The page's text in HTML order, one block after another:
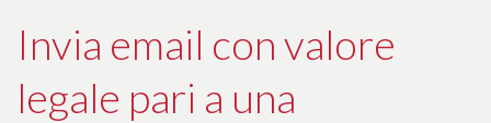
Invia email con valore
legale pari a una